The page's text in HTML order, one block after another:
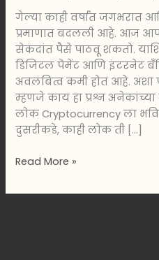
गेल्या काही वर्षांत जगभरात
प्रमाणात बदलली आहे. आज
सेकंदांत पैसे पाठवू शकतो.
डिजिटल पेमेंट आणि इंटरनेट
अवलंबित्व कमी होत आहे. अशा
म्हणजे काय हा प्रश्न अनेकांच्या
लोक Cryptocurrency ला
दुसरीकडे, काही लोक ती […]
Read More »